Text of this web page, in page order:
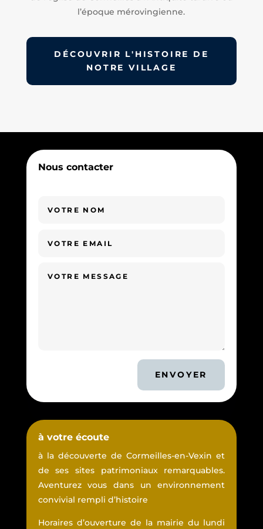
l’époque mérovingienne.
DÉCOUVRIR L'HISTOIRE DE
NOTRE VILLAGE
Nous contacter
ENVOYER
à votre écoute
à la découverte de Cormeilles-en-Vexin et
de ses sites patrimoniaux remarquables.
Aventurez vous dans un environnement
convivial rempli d’histoire
Horaires d’ouverture de la mairie du lundi